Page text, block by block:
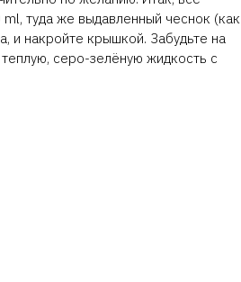
туда же выдавленный чеснок (как
и накройте крышкой. Забудьте на
серо-зелёную жидкость с